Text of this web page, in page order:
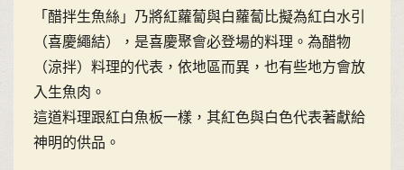
「醋拌生魚絲」乃將紅蘿蔔與白蘿蔔比擬為紅白水引
（喜慶繩結），是喜慶聚會必登場的料理。為醋物
（涼拌）料理的代表，依地區而異，也有些地方會放
入生魚肉。
這道料理跟紅白魚板一樣，其紅色與白色代表著獻給
神明的供品。